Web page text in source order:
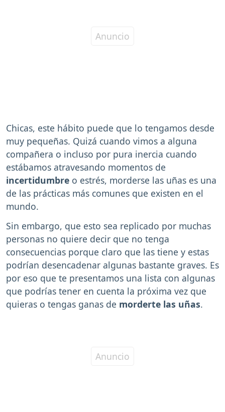
Chicas, este hábito puede que lo tengamos desde
muy pequeñas. Quizá cuando vimos a alguna
compañera o incluso por pura inercia cuando
estábamos atravesando momentos de
incertidumbre o estrés, morderse las uñas es una
de las prácticas más comunes que existen en el
mundo.
Sin embargo, que esto sea replicado por muchas
personas no quiere decir que no tenga
consecuencias porque claro que las tiene y estas
podrían desencadenar algunas bastante graves. Es
por eso que te presentamos una lista con algunas
que podrías tener en cuenta la próxima vez que
quieras o tengas ganas de morderte las uñas.